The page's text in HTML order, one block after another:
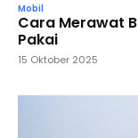
Mobil
Cara Merawat
Pakai
15 Oktober 2025